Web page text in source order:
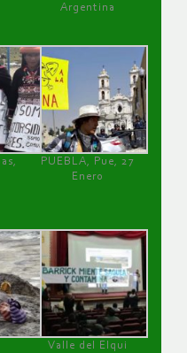
Argentina
PUEBLA, Pue, 27
Enero
Valle del Elqui